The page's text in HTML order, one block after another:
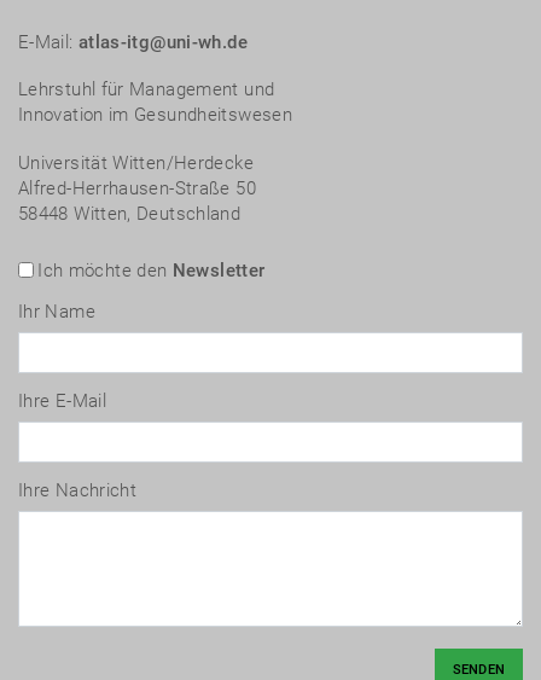
E-Mail: atlas-itg@uni-wh.de
Lehrstuhl für Management und
Innovation im Gesundheitswesen
Universität Witten/Herdecke
Alfred-Herrhausen-Straße 50
58448 Witten, Deutschland
Ich möchte den Newsletter
Ihr Name
Ihre E-Mail
Ihre Nachricht
SENDEN